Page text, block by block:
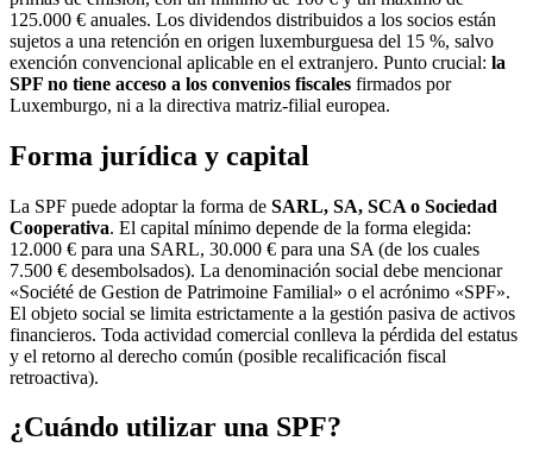
125.000 € anuales. Los dividendos distribuidos a los socios están
sujetos a una retención en origen luxemburguesa del 15 %, salvo
exención convencional aplicable en el extranjero. Punto crucial: la
SPF no tiene acceso a los convenios fiscales firmados por
Luxemburgo, ni a la directiva matriz-filial europea.
Forma jurídica y capital
La SPF puede adoptar la forma de SARL, SA, SCA o Sociedad
Cooperativa. El capital mínimo depende de la forma elegida:
12.000 € para una SARL, 30.000 € para una SA (de los cuales
7.500 € desembolsados). La denominación social debe mencionar
«Société de Gestion de Patrimoine Familial» o el acrónimo «SPF».
El objeto social se limita estrictamente a la gestión pasiva de activos
financieros. Toda actividad comercial conlleva la pérdida del estatus
y el retorno al derecho común (posible recalificación fiscal
retroactiva).
¿Cuándo utilizar una SPF?